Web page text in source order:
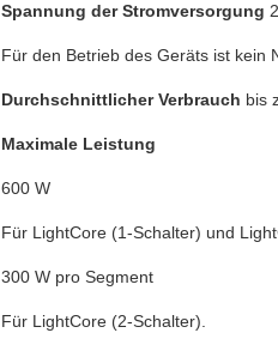
Spannung der Stromversorgung
Für den Betrieb des Geräts ist kein
Durchschnittlicher Verbrauch bis
Maximale Leistung
600 W
Für LightCore (1-Schalter) und
300 W pro Segment
Für LightCore (2-Schalter).